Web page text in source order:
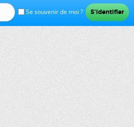
Se souvenir de moi ?